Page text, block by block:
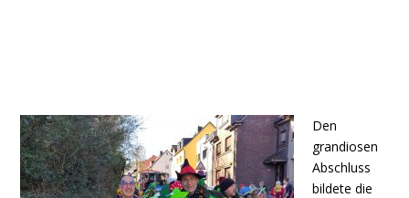
Den
grandiosen
Abschluss
bildete die